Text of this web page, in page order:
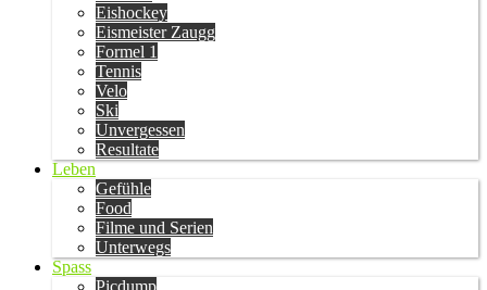
Eishockey
Eismeister Zaugg
Formel 1
Tennis
Velo
Ski
Unvergessen
Resultate
Leben
Gefühle
Food
Filme und Serien
Unterwegs
Spass
Picdump